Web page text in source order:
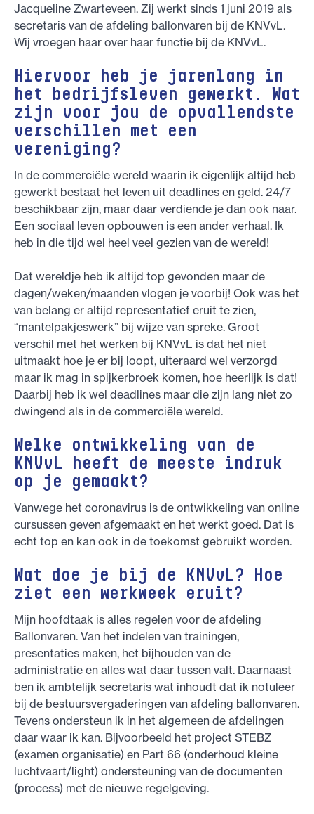
Jacqueline Zwarteveen. Zij werkt sinds 1 juni 2019 als
secretaris van de afdeling ballonvaren bij de KNVvL.
Wij vroegen haar over haar functie bij de KNVvL.
Hiervoor heb je jarenlang in
het bedrijfsleven gewerkt. Wat
zijn voor jou de opvallendste
verschillen met een
vereniging?
In de commerciële wereld waarin ik eigenlijk altijd heb
gewerkt bestaat het leven uit deadlines en geld. 24/7
beschikbaar zijn, maar daar verdiende je dan ook naar.
Een sociaal leven opbouwen is een ander verhaal. Ik
heb in die tijd wel heel veel gezien van de wereld!
Dat wereldje heb ik altijd top gevonden maar de
dagen/weken/maanden vlogen je voorbij! Ook was het
van belang er altijd representatief eruit te zien,
“mantelpakjeswerk” bij wijze van spreke. Groot
verschil met het werken bij KNVvL is dat het niet
uitmaakt hoe je er bij loopt, uiteraard wel verzorgd
maar ik mag in spijkerbroek komen, hoe heerlijk is dat!
Daarbij heb ik wel deadlines maar die zijn lang niet zo
dwingend als in de commerciële wereld.
Welke ontwikkeling van de
KNVvL heeft de meeste indruk
op je gemaakt?
Vanwege het coronavirus is de ontwikkeling van online
cursussen geven afgemaakt en het werkt goed. Dat is
echt top en kan ook in de toekomst gebruikt worden.
Wat doe je bij de KNVvL? Hoe
ziet een werkweek eruit?
Mijn hoofdtaak is alles regelen voor de afdeling
Ballonvaren. Van het indelen van trainingen,
presentaties maken, het bijhouden van de
administratie en alles wat daar tussen valt. Daarnaast
ben ik ambtelijk secretaris wat inhoudt dat ik notuleer
bij de bestuursvergaderingen van afdeling ballonvaren.
Tevens ondersteun ik in het algemeen de afdelingen
daar waar ik kan. Bijvoorbeeld het project STEBZ
(examen organisatie) en Part 66 (onderhoud kleine
luchtvaart/light) ondersteuning van de documenten
(process) met de nieuwe regelgeving.